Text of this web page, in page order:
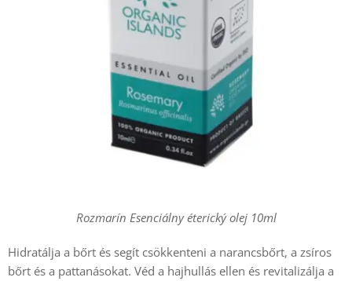
Rozmarín Esenciálny éterický olej 10ml
Hidratálja a bőrt és segít csökkenteni a narancsbőrt, a zsíros
bőrt és a pattanásokat. Véd a hajhullás ellen és revitalizálja a